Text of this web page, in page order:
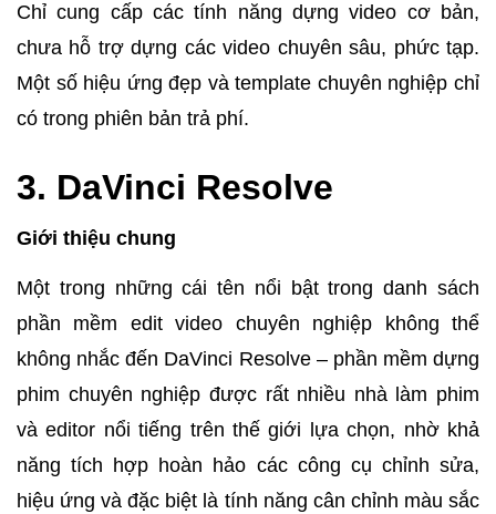
Chỉ cung cấp các tính năng dựng video cơ bản,
chưa hỗ trợ dựng các video chuyên sâu, phức tạp.
Một số hiệu ứng đẹp và template chuyên nghiệp chỉ
có trong phiên bản trả phí.
3. DaVinci Resolve
Giới thiệu chung
Một trong những cái tên nổi bật trong danh sách
phần mềm edit video chuyên nghiệp không thể
không nhắc đến DaVinci Resolve – phần mềm dựng
phim chuyên nghiệp được rất nhiều nhà làm phim
và editor nổi tiếng trên thế giới lựa chọn, nhờ khả
năng tích hợp hoàn hảo các công cụ chỉnh sửa,
hiệu ứng và đặc biệt là tính năng cân chỉnh màu sắc